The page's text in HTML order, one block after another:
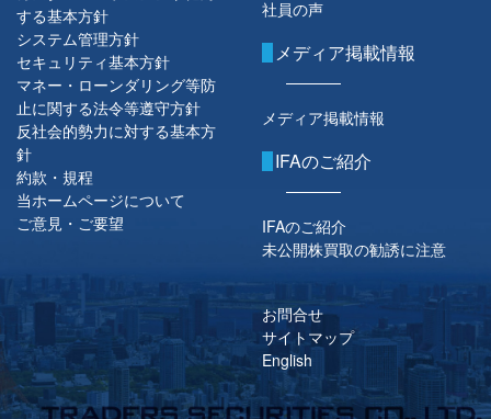
する基本方針
システム管理方針
セキュリティ基本方針
マネー・ローンダリング等防
止に関する法令等遵守方針
反社会的勢力に対する基本方
針
約款・規程
当ホームページについて
ご意見・ご要望
社員の声
メディア掲載情報
メディア掲載情報
IFAのご紹介
IFAのご紹介
未公開株買取の勧誘に注意
お問合せ
サイトマップ
English